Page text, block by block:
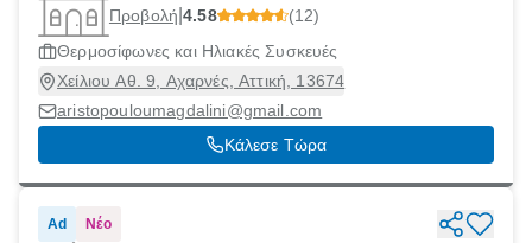
Προβολή 4.58
(12)
Θερμοσίφωνες και Ηλιακές Συσκευές
Χείλιου Αθ. 9, Αχαρνές, Αττική, 13674
aristopouloumagdalini@gmail.com
Κάλεσε Τώρα
Ad Νέο